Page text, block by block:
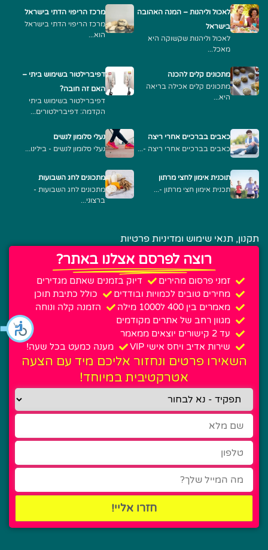
לאכול וליהנות – המנה האהובה
בישראל
לאכול וליהנות שקשוקה היא
מאכל...
מרכז הריפוי הדתי בישראל
מרכז הריפוי הדתי בישראל
הוא...
מתכונים קלים להכנה
מתכונים קלים אכילה בריאה
היא...
דפיברילטור בשימוש ביתי –
האם זה חובה?
דפיברילטור בשימוש ביתי
הקדמה: דפיברילטורים...
כאבים בברכיים אחרי ריצה
כאבים בברכיים אחרי ריצה -...
נעלי סלומון לנשים
נעלי סלומון לנשים - בילינו...
תוכנית אימון לחצי מרתון
תכנית אימון חצי מרתון -...
מתכונים לחג השבועות
מתכונים לחג השבועות -
ברצוני...
תקנון, תנאי שימוש ומדיניות פרטיות
רוצה לפרסם אצלנו באתר?
זמני פרסום מהירים
דיוק בזמנים שאתם מגדירים
מחירים טובים לכמויות ובודדים
כולל כתיבת תוכן
מאמרים בין 400 ל1000 מילה
הזמנה קלה ונוחה
מגוון רחב של אתרים מקודמים
עד 2 קישורים יוצאים ממאמר
שירות אדיב ויחס אישי VIP
מענה כמעט בכל שעה!
השאירו פרטים ונחזור אליכם מיד עם הצעה
אטרקטיבית במיוחד!
חזרו אליי!